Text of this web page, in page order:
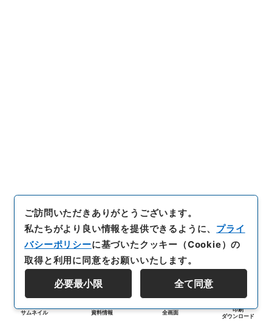
サムネイル 資料情報 全画面
印刷
ダウンロード
ご訪問いただきありがとうございます。
私たちがより良い情報を提供できるように、 プライ
バシーポリシーに基づいたクッキー（Cookie）の
取得と利用に同意をお願いいたします。
必要最小限 全て同意